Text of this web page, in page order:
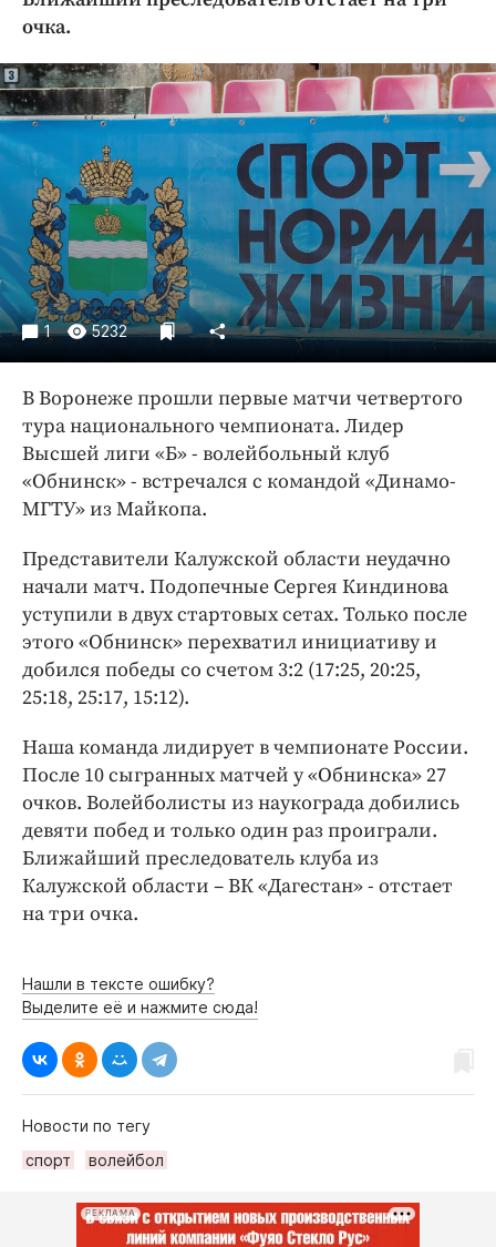
Криминал
Недвижимость и ЖКХ
Образование
Общество
Погода
Праздники
Происшествия
Экономика и бизнес
ПРОЕКТЫ
Блоги
Издания
Интересное чтиво
Бренд года
Работодатель года
очка.
1 5232
В Воронеже прошли первые матчи четвертого
тура национального чемпионата. Лидер
Высшей лиги «Б» - волейбольный клуб
«Обнинск» - встречался с командой «Динамо-
МГТУ» из Майкопа.
Представители Калужской области неудачно
начали матч. Подопечные Сергея Киндинова
уступили в двух стартовых сетах. Только после
этого «Обнинск» перехватил инициативу и
добился победы со счетом 3:2 (17:25, 20:25,
25:18, 25:17, 15:12).
Наша команда лидирует в чемпионате России.
После 10 сыгранных матчей у «Обнинска» 27
очков. Волейболисты из наукограда добились
девяти побед и только один раз проиграли.
Ближайший преследователь клуба из
Калужской области – ВК «Дагестан» - отстает
на три очка.
Нашли в тексте ошибку?
Выделите её и нажмите сюда!
Новости по тегу
спорт
волейбол
РЕКЛАМА